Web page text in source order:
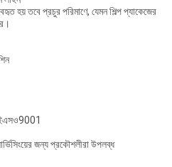
হয় তবে প্রচুর পরিমাণে, যেমন শিল্প প্যাকেজের
জন্য প্রকৌশলীরা উপলব্ধ